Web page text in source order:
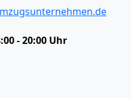
- 20:00 Uhr